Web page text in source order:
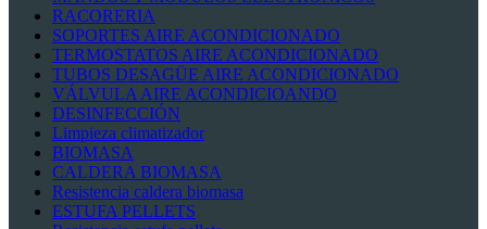
RACORERIA
SOPORTES AIRE ACONDICIONADO
TERMOSTATOS AIRE ACONDICIONADO
TUBOS DESAGÜE AIRE ACONDICIONADO
VÁLVULA AIRE ACONDICIOANDO
DESINFECCIÓN
Limpieza climatizador
BIOMASA
CALDERA BIOMASA
Resistencia caldera biomasa
ESTUFA PELLETS